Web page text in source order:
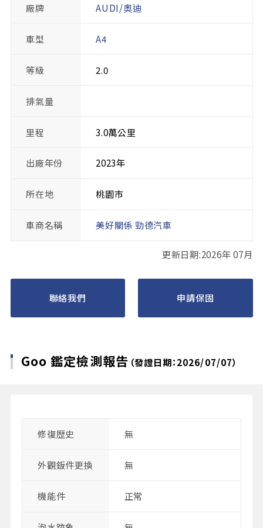
廠牌 AUDI/奧迪
車型 A4
等級 2.0
排氣量
里程 3.0萬公里
出廠年份 2023年
所在地 桃園市
車商名稱 美好關係 勁德汽車
更新日期:2026年 07月
聯絡我們 申請保固
Goo 鑑定檢測報告 （發證日期：2026/07/07）
修復歴史 無
外觀鈑件更換 無
機能件 正常